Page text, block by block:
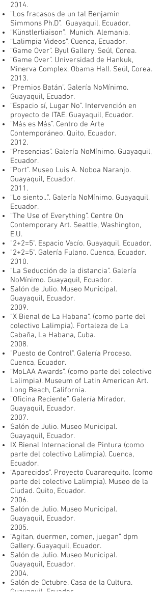
2014.
“Los fracasos de un tal Benjamin
Simmons Ph.D”. Guayaquil, Ecuador.
“Künstlerliaison”. Munich, Alemania.
“Lalimpia Videos”. Cuenca, Ecuador.
“Game Over”. Byul Gallery. Seúl, Corea.
“Game Over”. Universidad de Hankuk,
Minerva Complex, Obama Hall. Seúl, Corea.
2013.
“Premios Batán”. Galería NoMínimo.
Guayaquil, Ecuador.
“Espacio sí, Lugar No”. Intervención en
proyecto de ITAE. Guayaquil, Ecuador.
“Más es Más”. Centro de Arte
Contemporáneo. Quito, Ecuador.
2012.
“Presencias”. Galería NoMínimo. Guayaquil,
Ecuador.
“Port”. Museo Luis A. Noboa Naranjo.
Guayaquil, Ecuador.
2011.
“Lo siento...”. Galería NoMínimo. Guayaquil,
Ecuador.
“The Use of Everything”. Centre On
Contemporary Art. Seattle, Washington,
E.U.
"2+2=5". Espacio Vacío. Guayaquil, Ecuador.
"2+2=5". Galería Fulano. Cuenca, Ecuador.
2010.
"La Seducción de la distancia". Galería
NoMínimo. Guayaquil, Ecuador.
Salón de Julio. Museo Municipal.
Guayaquil, Ecuador.
2009.
"X Bienal de La Habana". (como parte del
colectivo Lalimpia). Fortaleza de La
Cabaña, La Habana, Cuba.
2008.
"Puesto de Control". Galería Proceso.
Cuenca, Ecuador.
“MoLAA Awards”. (como parte del colectivo
Lalimpia). Museum of Latin American Art.
Long Beach, California.
“Oficina Reciente”. Galería Mirador.
Guayaquil, Ecuador.
2007.
Salón de Julio. Museo Municipal.
Guayaquil, Ecuador.
IX Bienal Internacional de Pintura (como
parte del colectivo Lalimpia). Cuenca,
Ecuador.
“Aparecidos”. Proyecto Cuararequito. (como
parte del colectivo Lalimpia). Museo de la
Ciudad. Quito, Ecuador.
2006.
Salón de Julio. Museo Municipal.
Guayaquil, Ecuador.
2005.
“Agitan, duermen, comen, juegan” dpm
Gallery. Guayaquil, Ecuador.
Salón de Julio. Museo Municipal.
Guayaquil, Ecuador.
2004.
Salón de Octubre. Casa de la Cultura.
Guayaquil, Ecuador.